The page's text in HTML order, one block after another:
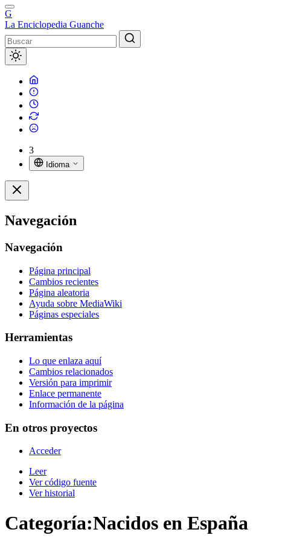
G
La Enciclopedia Guanche
3
Idioma
Navegación
Navegación
Página principal
Cambios recientes
Página aleatoria
Ayuda sobre MediaWiki
Páginas especiales
Herramientas
Lo que enlaza aquí
Cambios relacionados
Versión para imprimir
Enlace permanente
Información de la página
En otros proyectos
Acceder
Leer
Ver código fuente
Ver historial
Categoría:Nacidos en España